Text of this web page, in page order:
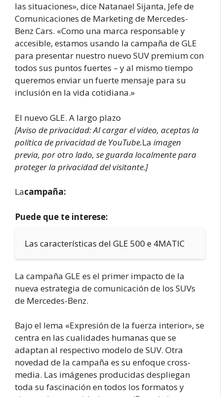
las situaciones», dice Natanael Sijanta, Jefe de
Comunicaciones de Marketing de Mercedes-
Benz Cars. «Como una marca responsable y
accesible, estamos usando la campaña de GLE
para presentar nuestro nuevo SUV premium con
todos sus puntos fuertes – y al mismo tiempo
queremos enviar un fuerte mensaje para su
inclusión en la vida cotidiana.»
El nuevo GLE. A largo plazo
[Aviso de privacidad: Al cargar el vídeo, aceptas la
política de privacidad de YouTube.La imagen
previa, por otro lado, se guarda localmente para
proteger la privacidad del visitante.]
Lacampaña:
Puede que te interese:
Las características del GLE 500 e 4MATIC
La campaña GLE es el primer impacto de la
nueva estrategia de comunicación de los SUVs
de Mercedes-Benz.
Bajo el lema «Expresión de la fuerza interior», se
centra en las cualidades humanas que se
adaptan al respectivo modelo de SUV. Otra
novedad de la campaña es su enfoque cross-
media. Las imágenes producidas despliegan
toda su fascinación en todos los formatos y